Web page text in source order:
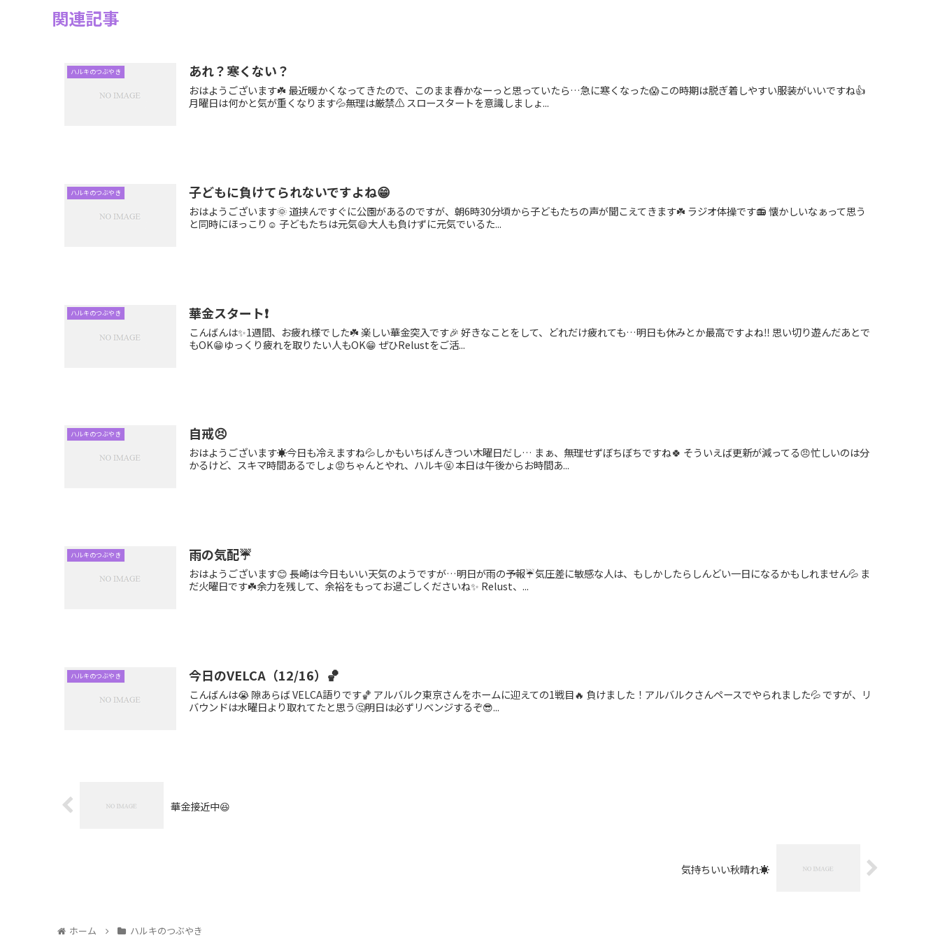
関連記事
ハルキのつぶやき あれ？寒くない？
おはようございます☘️ 最近暖かくなってきたので、このまま春かなーっと思っていたら…急に寒くなった😱この時期は脱ぎ着しやすい服装がいいですね👍
月曜日は何かと気が重くなります💦無理は厳禁⚠️ スロースタートを意識しましょ...
ハルキのつぶやき 子どもに負けてられないですよね😁
おはようございます🌞 道挟んですぐに公園があるのですが、朝6時30分頃から子どもたちの声が聞こえてきます☘️ ラジオ体操です📻 懐かしいなぁって思う
と同時にほっこり☺️ 子どもたちは元気😄大人も負けずに元気でいるた...
ハルキのつぶやき 華金スタート❗
こんばんは✨1週間、お疲れ様でした☘️ 楽しい華金突入です🎉 好きなことをして、どれだけ疲れても…明日も休みとか最高ですよね‼️ 思い切り遊んだあとで
もOK😁ゆっくり疲れを取りたい人もOK😁 ぜひRelustをご活...
ハルキのつぶやき 自戒😣
おはようございます☀今日も冷えますね💦しかもいちばんきつい木曜日だし… まぁ、無理せずぼちぼちですね🍀 そういえば更新が減ってる😠忙しいのは分
かるけど、スキマ時間あるでしょ😡ちゃんとやれ、ハルキ🤬 本日は午後からお時間あ...
ハルキのつぶやき 雨の気配☔
おはようございます😊 長崎は今日もいい天気のようですが…明日が雨の予報☔気圧差に敏感な人は、もしかしたらしんどい一日になるかもしれません💦 ま
だ火曜日です☘️余力を残して、余裕をもってお過ごしくださいね✨ Relust、...
ハルキのつぶやき 今日のVELCA（12/16）🏀
こんばんは😭 隙あらば VELCA語りです🏀 アルバルク東京さんをホームに迎えての1戦目🔥 負けました！アルバルクさんペースでやられました💦 ですが、リ
バウンドは水曜日より取れてたと思う🤔明日は必ずリベンジするぞ😎...
華金接近中😆
気持ちいい秋晴れ☀
ホーム ハルキのつぶやき